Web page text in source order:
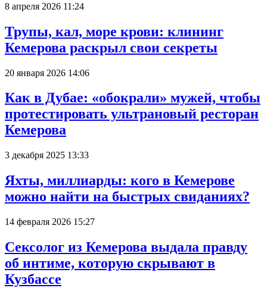
8 апреля 2026 11:24
Трупы, кал, море крови: клининг
Кемерова раскрыл свои секреты
20 января 2026 14:06
Как в Дубае: «обокрали» мужей, чтобы
протестировать ультрановый ресторан
Кемерова
3 декабря 2025 13:33
Яхты, миллиарды: кого в Кемерове
можно найти на быстрых свиданиях?
14 февраля 2026 15:27
Сексолог из Кемерова выдала правду
об интиме, которую скрывают в
Кузбассе